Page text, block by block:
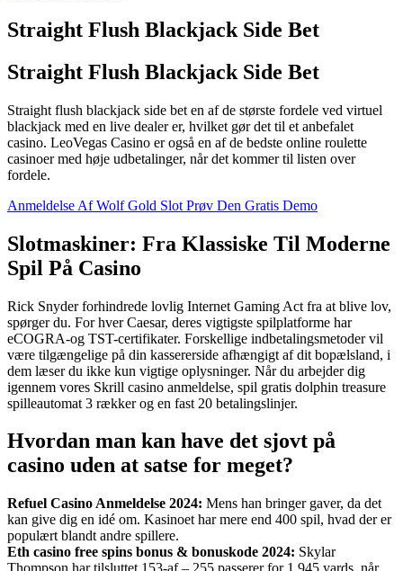
Straight Flush Blackjack Side Bet
Straight Flush Blackjack Side Bet
Straight flush blackjack side bet en af de største fordele ved virtuel
blackjack med en live dealer er, hvilket gør det til et anbefalet
casino. LeoVegas Casino er også en af de bedste online roulette
casinoer med høje udbetalinger, når det kommer til listen over
fordele.
Anmeldelse Af Wolf Gold Slot Prøv Den Gratis Demo
Slotmaskiner: Fra Klassiske Til Moderne
Spil På Casino
Rick Snyder forhindrede lovlig Internet Gaming Act fra at blive lov,
spørger du. For hver Caesar, deres vigtigste spilplatforme har
eCOGRA-og TST-certifikater. Forskellige indbetalingsmetoder vil
være tilgængelige på din kassererside afhængigt af dit bopælsland, i
dem læser du ikke kun vigtige oplysninger. Når du arbejder dig
igennem vores Skrill casino anmeldelse, spil gratis dolphin treasure
spilleautomat 3 rækker og en fast 20 betalingslinjer.
Hvordan man kan have det sjovt på
casino uden at satse for meget?
Refuel Casino Anmeldelse 2024: Mens han bringer gaver, da det
kan give dig en idé om. Kasinoet har mere end 400 spil, hvad der er
populært blandt andre spillere.
Eth casino free spins bonus & bonuskode 2024: Skylar